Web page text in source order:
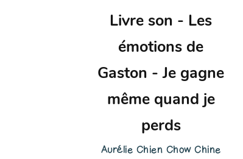
Livre son - Les
émotions de
Gaston - Je gagne
même quand je
perds
Aurélie Chien Chow Chine